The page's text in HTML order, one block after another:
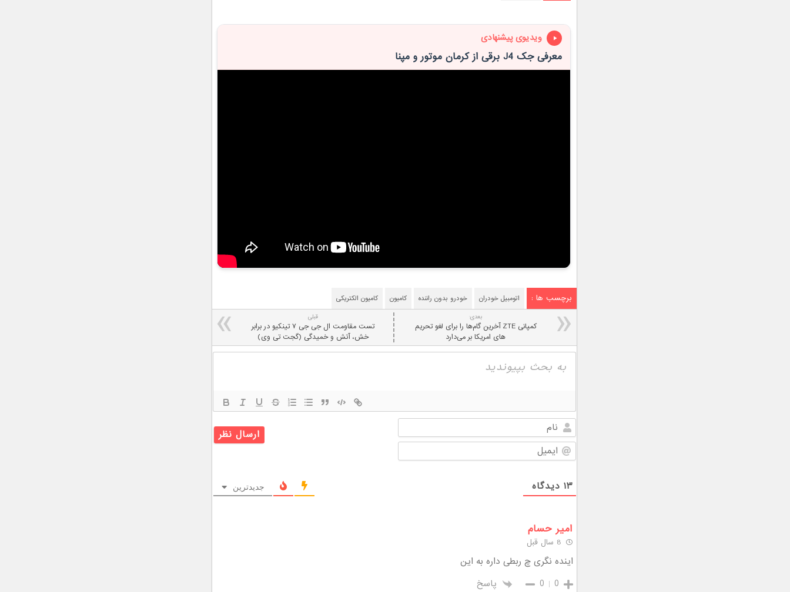
ویدیوی پیشنهادی
معرفی جک J4 برقی از کرمان موتور و مپنا
برچسب ها : اتومبیل خودران خودرو بدون راننده کامیون کامیون الکتریکی
قبلی
تست مقاومت ال جی جی ۷ تینکیو در برابر
خش، آتش و خمیدگی (گجت تی وی)
بعدی:
کمپانی ZTE آخرین گام‌ها را برای لغو تحریم
های امریکا بر می‌دارد
نام
ایمیل
۱۳ دیدگاه جدیدترین
امیر حسام
اینده نگری چ ربطی داره به این
0
0 پاسخ